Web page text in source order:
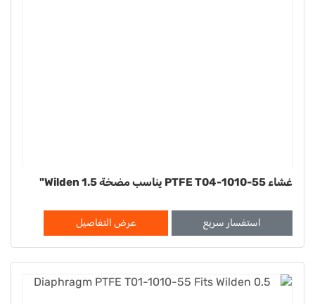
غشاء PTFE T04-1010-55 يناسب مضخة Wilden 1.5"
استفسار سريع عرض التفاصيل